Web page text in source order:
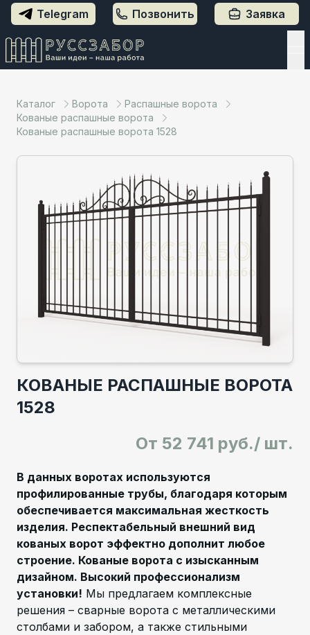
Telegram Позвонить Заявка
Каталог Ворота
Распашные ворота
Кованые распашные ворота
Кованые распашные ворота 1528
КОВАНЫЕ РАСПАШНЫЕ ВОРОТА
1528
От 52 741 руб./ шт.
В данных воротах используются
профилированные трубы, благодаря которым
обеспечивается максимальная жесткость
изделия. Респектабельный внешний вид
кованых ворот эффектно дополнит любое
строение. Кованые ворота с изысканным
дизайном. Высокий профессионализм
установки! Мы предлагаем комплексные
решения – сварные ворота с металлическими
столбами и забором, а также стильными